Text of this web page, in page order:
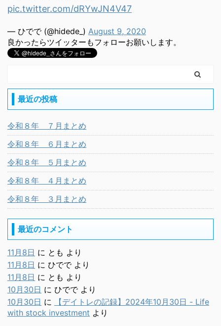
pic.twitter.com/dRYwJN4V47
— ひでで (@hidede_) August 9, 2020
良かったらツイッターもフォローお願いします。
最近の投稿
令和８年 ７月まとめ
令和８年 ６月まとめ
令和８年 ５月まとめ
令和８年 ４月まとめ
令和８年 ３月まとめ
最近のコメント
11月8日 に とも より
11月8日 に ひででより
11月8日 に とも より
10月30日 に ひででより
10月30日 に
【デイトレの記録】2024年10月30日 - Life
with stock investment より